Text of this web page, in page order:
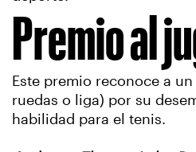
Premio al
Este premio reconoce a
ruedas o liga) por su
habilidad para el tenis.